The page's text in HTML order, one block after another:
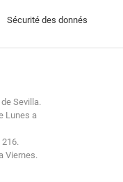
Sécurité des donnés
Sevilla.
Lunes a
216.
Viernes.